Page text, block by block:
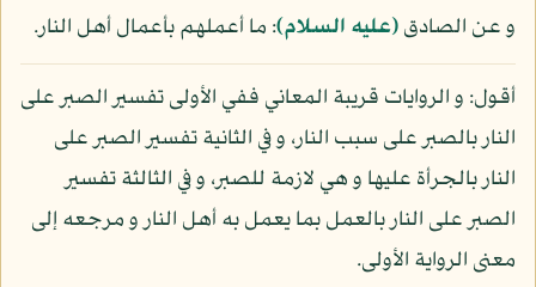
و عن الصادق(عليه السلام): ما أعملهم بأعمال أهل النار.
أقول: و الروايات قريبة المعاني ففي الأولى تفسير الصبر على
النار بالصبر على سبب النار، و في الثانية تفسير الصبر على
النار بالجرأة عليها و هي لازمة للصبر، و في الثالثة تفسير
الصبر على النار بالعمل بما يعمل به أهل النار و مرجعه إلى
معنى الرواية الأولى.